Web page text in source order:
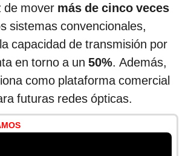
de mover más de cinco veces
sistemas convencionales,
capacidad de transmisión por
en torno a un 50%. Además,
como plataforma comercial
futuras redes ópticas.